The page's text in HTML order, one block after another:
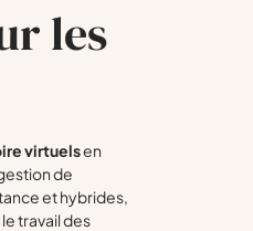
les
virtuelsen
de
et hybrides,
travail des